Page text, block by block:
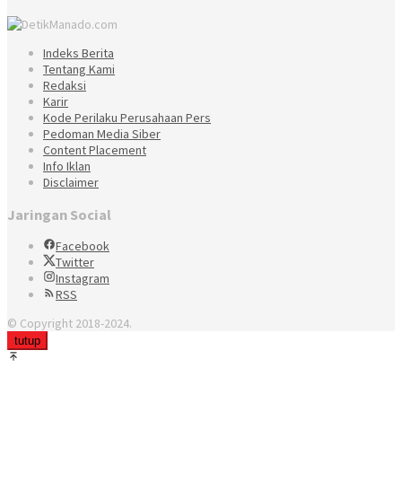
Indeks Berita
Tentang Kami
Redaksi
Karir
Kode Perilaku Perusahaan Pers
Pedoman Media Siber
Content Placement
Info Iklan
Disclaimer
Jaringan Social
Facebook
Twitter
Instagram
RSS
© Copyright 2018-2024.
tutup